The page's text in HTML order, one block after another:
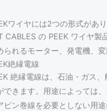
ワイヤには2つの形式があ
CABLES の PEEK ワイヤ
られるモーター、発電機、
絶縁電線
絶縁電線は、石油・ガス
できます。用途によっては
ピン巻線を必要としない用途